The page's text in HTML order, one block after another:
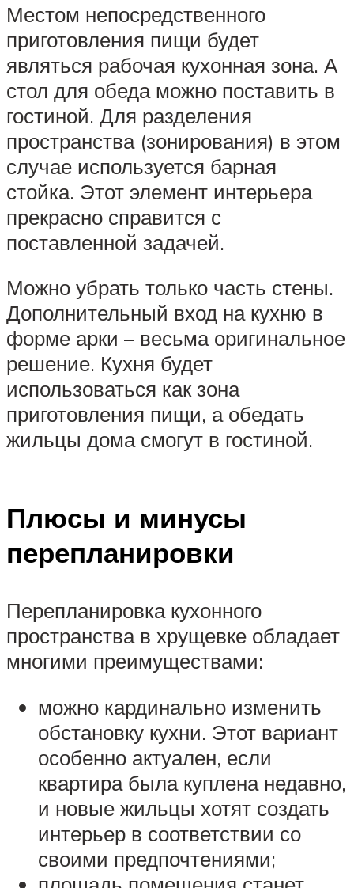
Местом непосредственного
приготовления пищи будет
являться рабочая кухонная зона. А
стол для обеда можно поставить в
гостиной. Для разделения
пространства (зонирования) в этом
случае используется барная
стойка. Этот элемент интерьера
прекрасно справится с
поставленной задачей.
Можно убрать только часть стены.
Дополнительный вход на кухню в
форме арки – весьма оригинальное
решение. Кухня будет
использоваться как зона
приготовления пищи, а обедать
жильцы дома смогут в гостиной.
Плюсы и минусы
перепланировки
Перепланировка кухонного
пространства в хрущевке обладает
многими преимуществами:
можно кардинально изменить
обстановку кухни. Этот вариант
особенно актуален, если
квартира была куплена недавно,
и новые жильцы хотят создать
интерьер в соответствии со
своими предпочтениями;